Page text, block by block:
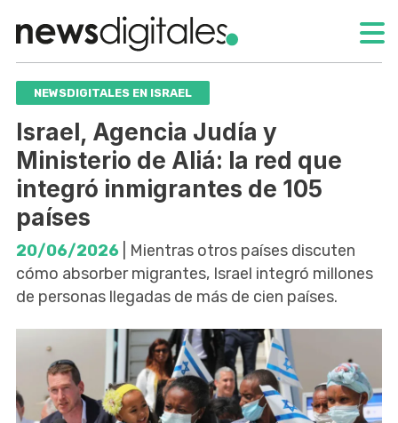
NEWSDIGITALES EN ISRAEL
Israel, Agencia Judía y
Ministerio de Aliá: la red que
integró inmigrantes de 105
países
20/06/2026 | Mientras otros países discuten
cómo absorber migrantes, Israel integró millones
de personas llegadas de más de cien países.